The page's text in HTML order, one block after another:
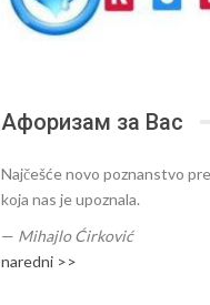
Афоризам за Вас
Najčešće novo poznanstvo
koja nas je upoznala.
— Mihajlo Ćirković
naredni >>